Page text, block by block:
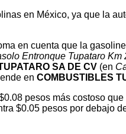
en México, ya que la
en cuenta que la
Entronque Tupataro Km
SA DE CV (en
en COMBUSTIBLES
pesos más costoso
$0.05 pesos por debajo